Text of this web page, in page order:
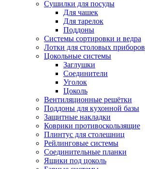
Сушилки для посуды
Для чашек
Для тарелок
Поддоны
Системы сортировки и ведра
Лотки для столовых приборов
Цокольные системы
Заглушки
Соединители
Уголок
Цоколь
Вентиляционные решётки
Поддоны для кухонной базы
Защитные накладки
Коврики противоскользящие
Плинтус для столешниц
Рейлинговые системы
Соединительные планки
Ящики под цоколь